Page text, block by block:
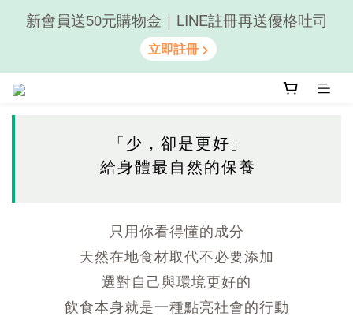
隨心享受｜貝果任選6組$899
新會員送50元購物金｜LINE註冊再送優格吐司
「少，卻是更好」
給身體最自然的保養
只用你看得懂的成分
天然在地食材取代不必要添加
選對自己與環境更好的
飲食本身就是一種點亮社會的行動